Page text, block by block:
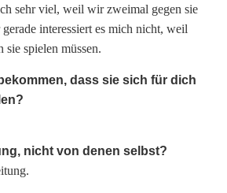
sehr viel, weil wir zweimal gegen sie
interessiert es mich nicht, weil
spielen müssen.
dass sie sich für dich
nicht von denen selbst?